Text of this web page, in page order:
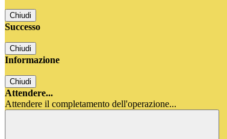
Chiudi
Successo
Chiudi
Informazione
Chiudi
Attendere...
Attendere il completamento dell'operazione...